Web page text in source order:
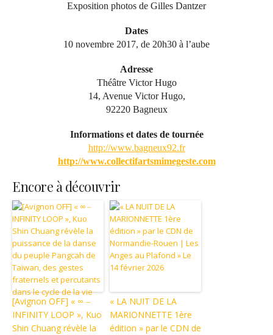
Exposition photos de Gilles Dantzer
Dates
10 novembre 2017, de 20h30 à l’aube
Adresse
Théâtre Victor Hugo
14, Avenue Victor Hugo,
92220 Bagneux
Informations et dates de tournée
http://www.bagneux92.fr
http://www.collectifartsmimegeste.com
Encore à découvrir
[Avignon OFF] « ∞ ‒
INFINITY LOOP », Kuo
Shin Chuang révèle la
« LA NUIT DE LA
MARIONNETTE 1ère
édition » par le CDN de